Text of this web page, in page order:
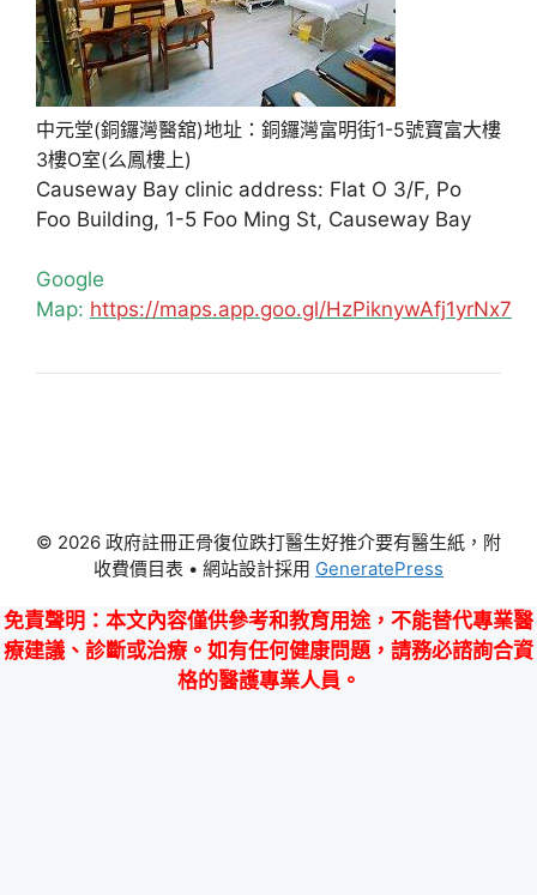
中元堂(銅鑼灣醫舘)地址：銅鑼灣富明街1-5號寶富大樓
3樓O室(么鳳樓上)
Causeway Bay clinic address: Flat O 3/F, Po
Foo Building, 1-5 Foo Ming St, Causeway Bay
Google
Map: https://maps.app.goo.gl/HzPiknywAfj1yrNx7
© 2026 政府註冊正骨復位跌打醫生好推介要有醫生紙，附
收費價目表 • 網站設計採用 GeneratePress
免責聲明 ：本文內容僅供參考和教育用途，不能替代專業醫
療建議、診斷或治療。如有任何健康問題，請務必諮詢合資
格的醫護專業人員。